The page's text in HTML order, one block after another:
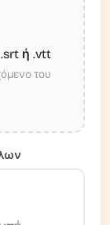
ή .vtt
του